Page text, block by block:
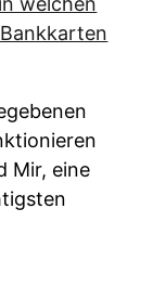
Mir, eine